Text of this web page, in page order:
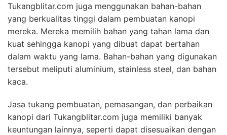
Tukangblitar.com juga menggunakan bahan-bahan
yang berkualitas tinggi dalam pembuatan kanopi
mereka. Mereka memilih bahan yang tahan lama dan
kuat sehingga kanopi yang dibuat dapat bertahan
dalam waktu yang lama. Bahan-bahan yang digunakan
tersebut meliputi aluminium, stainless steel, dan bahan
kaca.
Jasa tukang pembuatan, pemasangan, dan perbaikan
kanopi dari Tukangblitar.com juga memiliki banyak
keuntungan lainnya, seperti dapat disesuaikan dengan